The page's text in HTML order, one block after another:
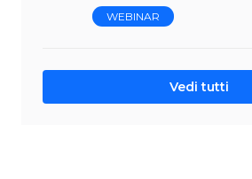
WEBINAR
Vedi tutti